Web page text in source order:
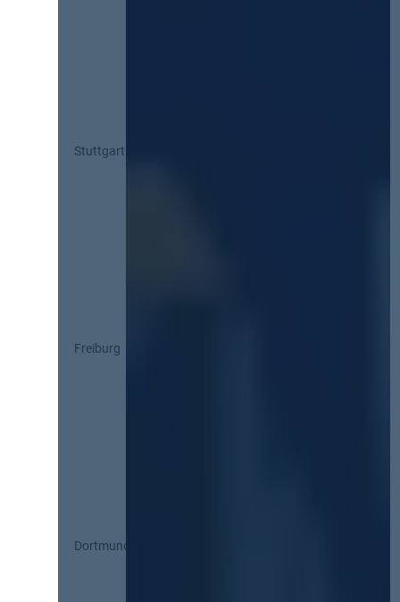
Stuttgart
Freiburg
Dortmund